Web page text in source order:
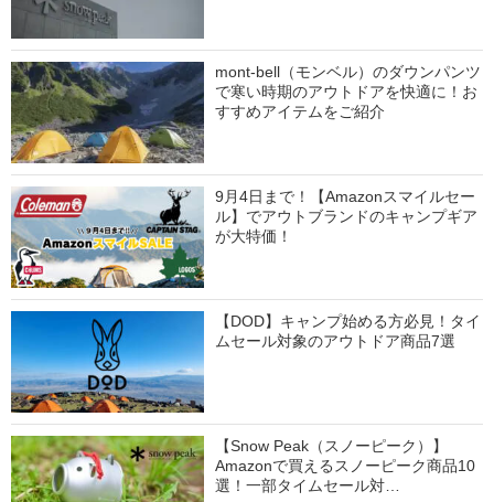
mont-bell（モンベル）のダウンパンツ
で寒い時期のアウトドアを快適に！お
すすめアイテムをご紹介
9月4日まで！【Amazonスマイルセー
ル】でアウトブランドのキャンプギア
が大特価！
【DOD】キャンプ始める方必見！タイ
ムセール対象のアウトドア商品7選
【Snow Peak（スノーピーク）】
Amazonで買えるスノーピーク商品10
選！一部タイムセール対…